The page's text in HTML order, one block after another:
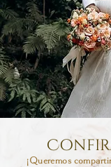
¡Queremos